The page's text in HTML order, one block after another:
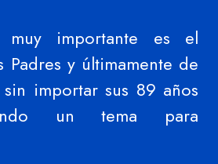
importante es el
Padres y últimamente de
importar sus 89 años
un tema para